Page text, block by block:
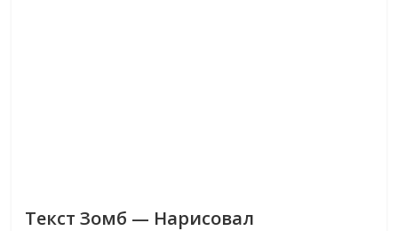
Текст Зомб — Нарисовал